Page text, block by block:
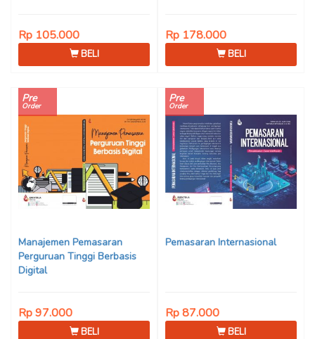
Rp 105.000
BELI
Rp 178.000
BELI
Pre
Order
Manajemen Pemasaran
Perguruan Tinggi Berbasis
Digital
Rp 97.000
BELI
Pre
Order
Pemasaran Internasional
Rp 87.000
BELI